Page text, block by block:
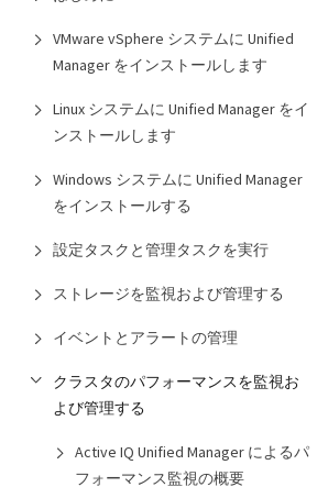
VMware vSphere システムに Unified
Manager をインストールします
Linux システムに Unified Manager をイ
ンストールします
Windows システムに Unified Manager
をインストールする
設定タスクと管理タスクを実行
ストレージを監視および管理する
イベントとアラートの管理
クラスタのパフォーマンスを監視お
よび管理する
Active IQ Unified Manager によるパ
フォーマンス監視の概要